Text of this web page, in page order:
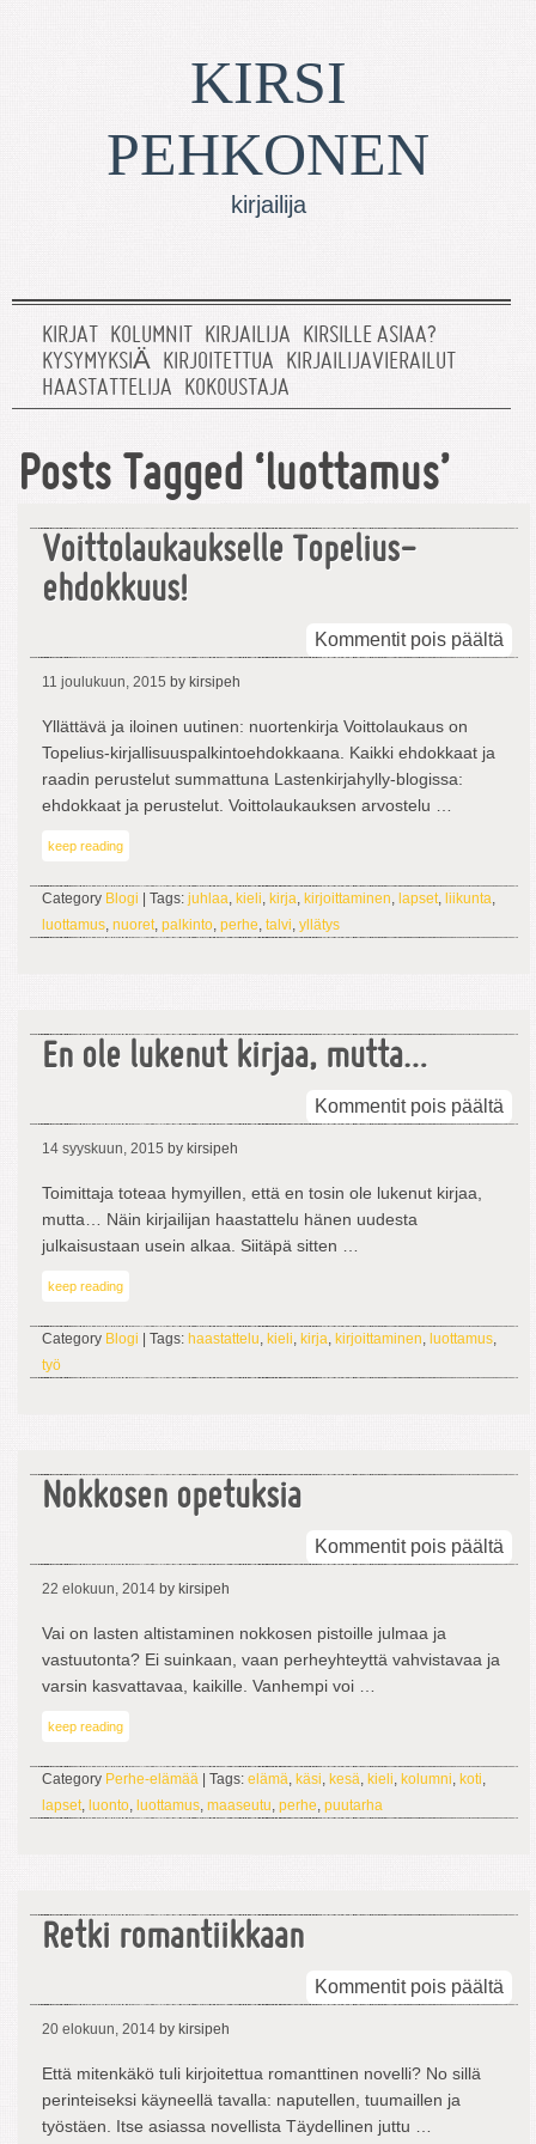
KIRSI
PEHKONEN
kirjailija
KIRJAT KOLUMNIT KIRJAILIJA KIRSILLE ASIAA?
KYSYMYKSIÄ KIRJOITETTUA KIRJAILIJAVIERAILUT
HAASTATTELIJA KOKOUSTAJA
Posts Tagged ‘luottamus’
Voittolaukaukselle Topelius-
ehdokkuus!
Kommentit pois päältä
11 joulukuun, 2015 by kirsipeh
Yllättävä ja iloinen uutinen: nuortenkirja Voittolaukaus on
Topelius-kirjallisuuspalkintoehdokkaana. Kaikki ehdokkaat ja
raadin perustelut summattuna Lastenkirjahylly-blogissa:
ehdokkaat ja perustelut. Voittolaukauksen arvostelu …
keep reading
Category Blogi | Tags: juhlaa, kieli, kirja, kirjoittaminen, lapset, liikunta,
luottamus, nuoret, palkinto, perhe, talvi, yllätys
En ole lukenut kirjaa, mutta…
Kommentit pois päältä
En
14 syyskuun, 2015 by kirsipeh
Toimittaja toteaa hymyillen, että en tosin ole lukenut kirjaa,
mutta… Näin kirjailijan haastattelu hänen uudesta
julkaisustaan usein alkaa. Siitäpä sitten …
keep reading
Category Blogi | Tags: haastattelu, kieli, kirja, kirjoittaminen, luottamus,
työ
Nokkosen opetuksia
Kommentit pois päältä
22 elokuun, 2014 by kirsipeh
Vai on lasten altistaminen nokkosen pistoille julmaa ja
vastuutonta? Ei suinkaan, vaan perheyhteyttä vahvistavaa ja
varsin kasvattavaa, kaikille. Vanhempi voi …
keep reading
Category Perhe-elämää | Tags: elämä, käsi, kesä, kieli, kolumni, koti,
lapset, luonto, luottamus, maaseutu, perhe, puutarha
Retki romantiikkaan
Kommentit pois päältä
20 elokuun, 2014 by kirsipeh
Että mitenkäkö tuli kirjoitettua romanttinen novelli? No sillä
perinteiseksi käyneellä tavalla: naputellen, tuumaillen ja
työstäen. Itse asiassa novellista Täydellinen juttu …